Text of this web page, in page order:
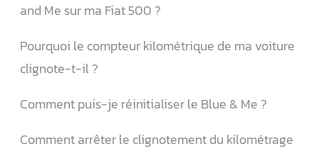
and Me sur ma Fiat 500 ?
Pourquoi le compteur kilométrique de ma voiture
clignote-t-il ?
Comment puis-je réinitialiser le Blue & Me ?
Comment arrêter le clignotement du kilométrage